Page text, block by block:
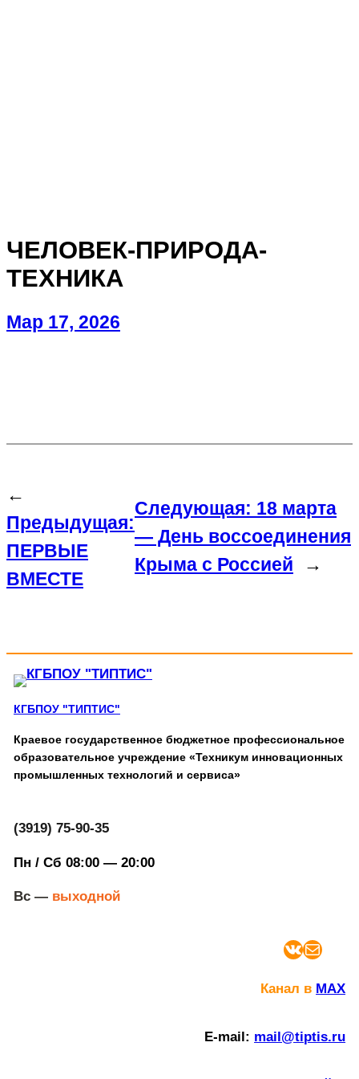
ЧЕЛОВЕК-ПРИРОДА-
ТЕХНИКА
Мар 17, 2026
←
Предыдущая:
ПЕРВЫЕ
ВМЕСТЕ
Следующая: 18 марта
— День воссоединения
Крыма с Россией
→
КГБПОУ "ТИПТИС"
Краевое государственное бюджетное профессиональное
образовательное учреждение «Техникум инновационных
промышленных технологий и сервиса»
(3919) 75-90-35
Пн / Сб 08:00 — 20:00
Вс —выходной
ВКонтакте Почта
Канал в MAX
E-mail: mail@tiptis.ru